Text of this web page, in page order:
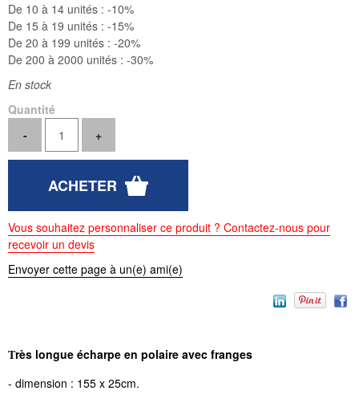
De 10 à 14 unités : -10%
De 15 à 19 unités : -15%
De 20 à 199 unités : -20%
De 200 à 2000 unités : -30%
En stock
Quantité
Vous souhaitez personnaliser ce produit ? Contactez-nous pour
recevoir un devis
Envoyer cette page à un(e) ami(e)
Très longue écharpe en polaire avec franges
- dimension : 155 x 25cm.